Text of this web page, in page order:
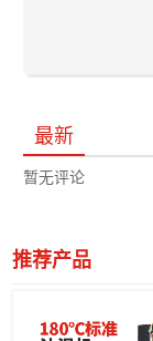
最新
暂无评论
推荐产品